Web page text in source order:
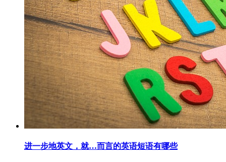
进一步地英文，就…而言的英语短语有哪些